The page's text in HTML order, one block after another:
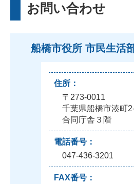
お問い合わせ
船橋市役所 市民生活
住所：
〒273-0011
千葉県船橋市湊町
合同庁舎３階
電話番号：
047-436-3201
FAX番号：